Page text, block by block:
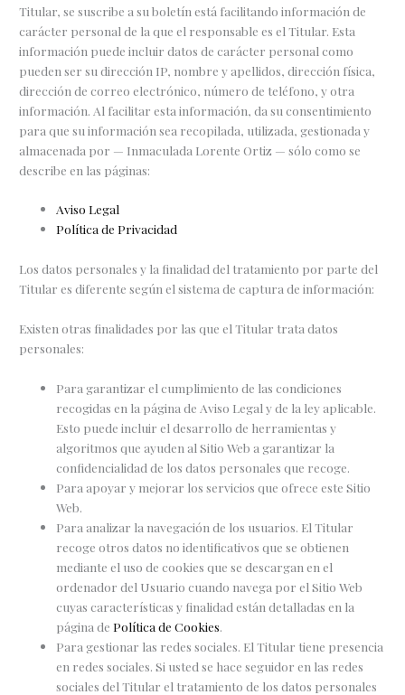
Titular, se suscribe a su boletín está facilitando información de
carácter personal de la que el responsable es el Titular. Esta
información puede incluir datos de carácter personal como
pueden ser su dirección IP, nombre y apellidos, dirección física,
dirección de correo electrónico, número de teléfono, y otra
información. Al facilitar esta información, da su consentimiento
para que su información sea recopilada, utilizada, gestionada y
almacenada por — Inmaculada Lorente Ortiz — sólo como se
describe en las páginas:
Aviso Legal
Política de Privacidad
Los datos personales y la finalidad del tratamiento por parte del
Titular es diferente según el sistema de captura de información:
Existen otras finalidades por las que el Titular trata datos
personales:
Para garantizar el cumplimiento de las condiciones
recogidas en la página de Aviso Legal y de la ley aplicable.
Esto puede incluir el desarrollo de herramientas y
algoritmos que ayuden al Sitio Web a garantizar la
confidencialidad de los datos personales que recoge.
Para apoyar y mejorar los servicios que ofrece este Sitio
Web.
Para analizar la navegación de los usuarios. El Titular
recoge otros datos no identificativos que se obtienen
mediante el uso de cookies que se descargan en el
ordenador del Usuario cuando navega por el Sitio Web
cuyas características y finalidad están detalladas en la
página dePolítica de Cookies.
Para gestionar las redes sociales. El Titular tiene presencia
en redes sociales. Si usted se hace seguidor en las redes
sociales del Titular el tratamiento de los datos personales